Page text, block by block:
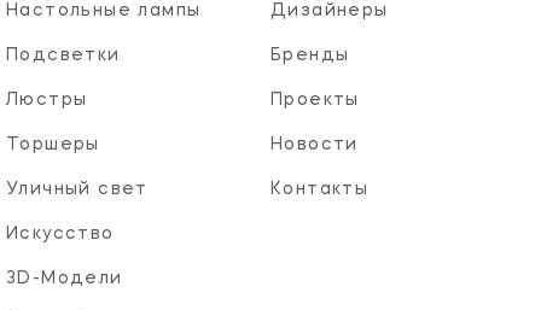
Настольные лампы
Подсветки
Люстры
Торшеры
Уличный свет
Искусство
3D-Модели
Дизайнеры
Бренды
Проекты
Новости
Контакты